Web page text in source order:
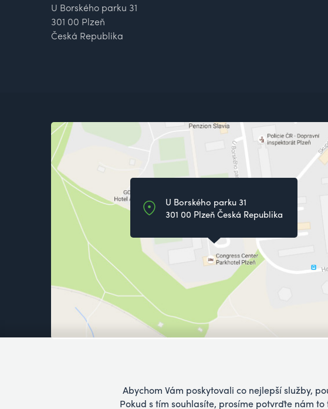
U Borského parku 31
301 00 Plzeň
Česká Republika
U Borského parku 31
301 00 Plzeň Česká Republika
Abychom Vám poskytovali co nejlepší služby,
Pokud s tím souhlasíte, prosíme potvrďte nám